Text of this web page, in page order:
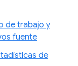
de trabajo y
fuente
de